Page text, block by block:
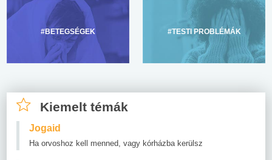
#BETEGSÉGEK #TESTI PROBLÉMÁK
Kiemelt témák
Jogaid
Ha orvoshoz kell menned, vagy kórházba kerülsz